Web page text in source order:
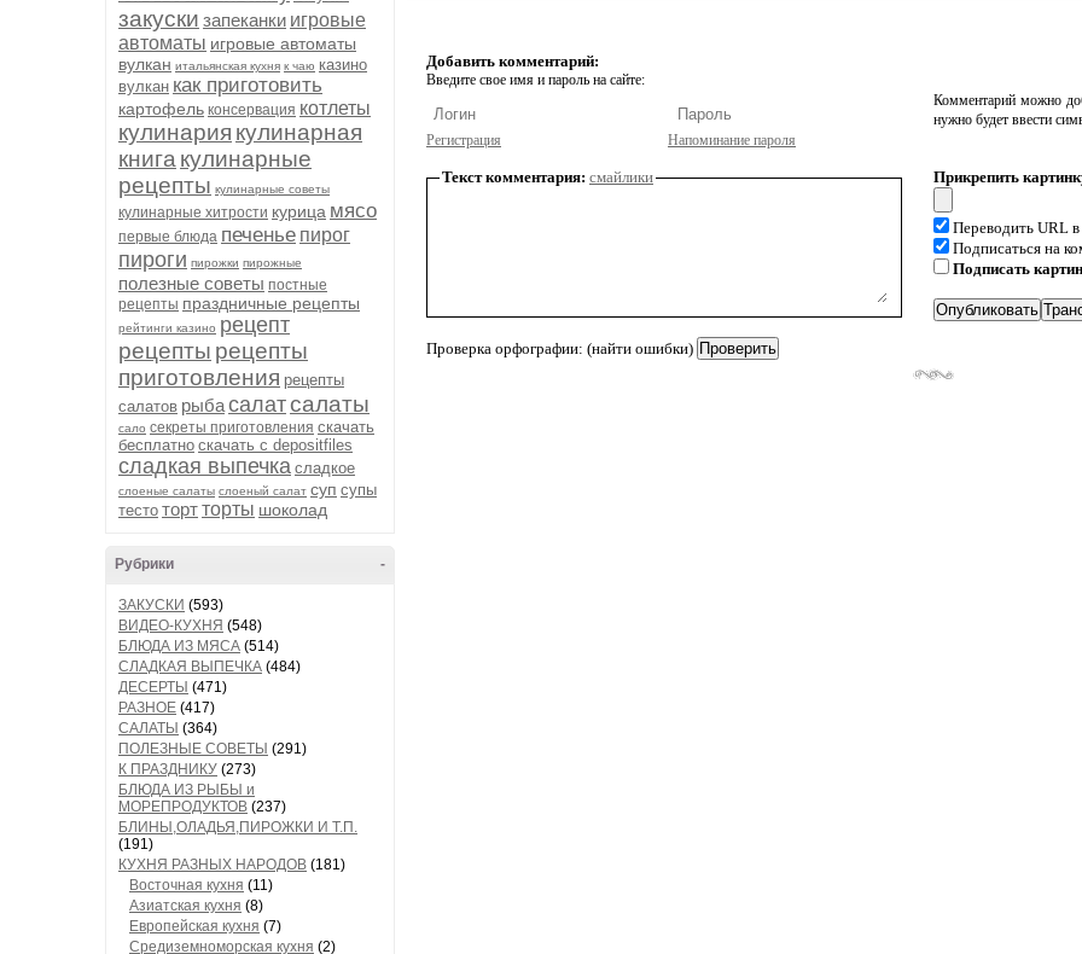
закуски запеканки игровые
автоматы игровые автоматы
вулкан итальянская кухня к чаю казино
вулкан как приготовить
картофель консервация котлеты
кулинария кулинарная
книга кулинарные
рецепты кулинарные советы
кулинарные хитрости курица мясо
первые блюда печенье пирог
пироги пирожки пирожные
полезные советы постные
рецепты праздничные рецепты
рейтинги казино рецепт
рецепты рецепты
приготовления рецепты
салатов рыбасалатсалаты
сало секреты приготовления скачать
бесплатно скачать с depositfiles
сладкая выпечка сладкое
слоеные салаты слоеный салат суп супы
тесто тортторты шоколад
-
Рубрики
ЗАКУСКИ (593)
ВИДЕО-КУХНЯ (548)
БЛЮДА ИЗ МЯСА (514)
СЛАДКАЯ ВЫПЕЧКА (484)
ДЕСЕРТЫ (471)
РАЗНОЕ (417)
САЛАТЫ (364)
ПОЛЕЗНЫЕ СОВЕТЫ (291)
К ПРАЗДНИКУ (273)
БЛЮДА ИЗ РЫБЫ и
МОРЕПРОДУКТОВ (237)
БЛИНЫ,ОЛАДЬЯ,ПИРОЖКИ И Т.П.
(191)
КУХНЯ РАЗНЫХ НАРОДОВ (181)
Восточная кухня (11)
Азиатская кухня (8)
Европейская кухня (7)
Средиземноморская кухня (2)
Добавить комментарий:
Введите свое имя и пароль на сайте:
Регистрация Напоминание пароля
Комментарий можно
нужно будет ввести
Текст комментария: смайлики
Проверка орфографии: (найти ошибки)
Прикрепить
Переводить URL
Подписаться на
Подписать